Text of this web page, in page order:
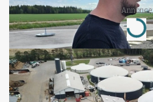
Annonce
Loading...